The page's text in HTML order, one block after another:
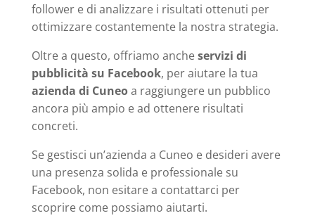
follower e di analizzare i risultati ottenuti per
ottimizzare costantemente la nostra strategia.
Oltre a questo, offriamo ancheservizi di
pubblicità su Facebook, per aiutare la tua
azienda di Cuneoa raggiungere un pubblico
ancora più ampio e ad ottenere risultati
concreti.
Se gestisci un’azienda a Cuneo e desideri avere
una presenza solida e professionale su
Facebook, non esitare a contattarci per
scoprire come possiamo aiutarti.